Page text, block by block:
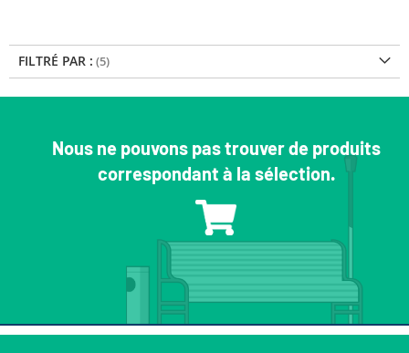
Nous ne pouvons pas trouver de produits
correspondant à la sélection.
FILTRÉ PAR :